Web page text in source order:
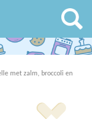
met zalm, broccoli en